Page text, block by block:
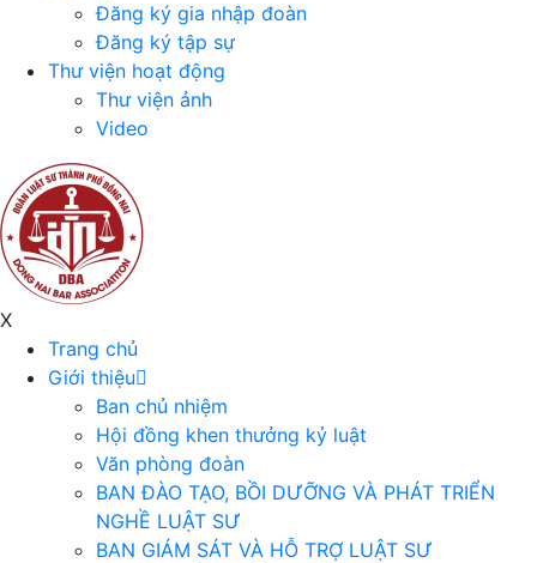
Đăng ký gia nhập đoàn
Đăng ký tập sự
Thư viện hoạt động
Thư viện ảnh
Video
X
Trang chủ
Giới thiệu
Ban chủ nhiệm
Hội đồng khen thưởng kỷ luật
Văn phòng đoàn
BAN ĐÀO TẠO, BỒI DƯỠNG VÀ PHÁT TRIỂN
NGHỀ LUẬT SƯ
BAN GIÁM SÁT VÀ HỖ TRỢ LUẬT SƯ